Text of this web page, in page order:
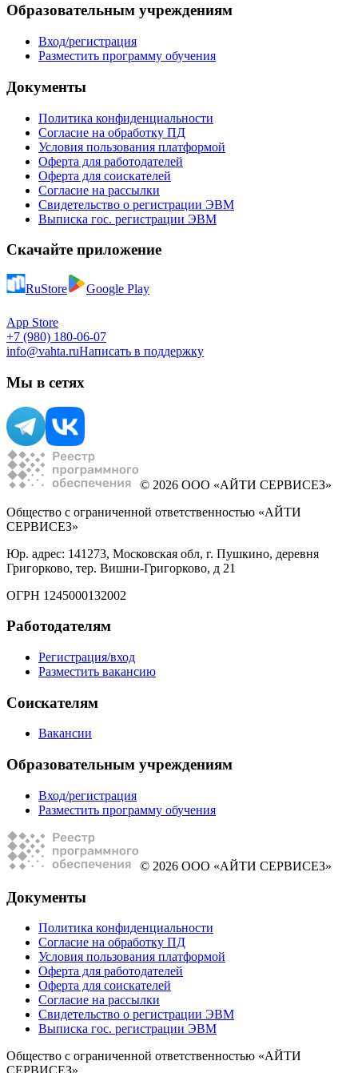
Образовательным учреждениям
Вход/регистрация
Разместить программу обучения
Документы
Политика конфиденциальности
Согласие на обработку ПД
Условия пользования платформой
Оферта для работодателей
Оферта для соискателей
Согласие на рассылки
Свидетельство о регистрации ЭВМ
Выписка гос. регистрации ЭВМ
Скачайте приложение
RuStore Google Play
App Store
+7 (980) 180-06-07
info@vahta.ruНаписать в поддержку
Мы в сетях
© 2026 ООО «АЙТИ СЕРВИСЕЗ»
Общество с ограниченной ответственностью «АЙТИ
СЕРВИСЕЗ»
Юр. адрес: 141273, Московская обл, г. Пушкино, деревня
Григорково, тер. Вишни-Григорково, д 21
ОГРН 1245000132002
Работодателям
Регистрация/вход
Разместить вакансию
Соискателям
Вакансии
Образовательным учреждениям
Вход/регистрация
Разместить программу обучения
© 2026 ООО «АЙТИ СЕРВИСЕЗ»
Документы
Политика конфиденциальности
Согласие на обработку ПД
Условия пользования платформой
Оферта для работодателей
Оферта для соискателей
Согласие на рассылки
Свидетельство о регистрации ЭВМ
Выписка гос. регистрации ЭВМ
Общество с ограниченной ответственностью «АЙТИ